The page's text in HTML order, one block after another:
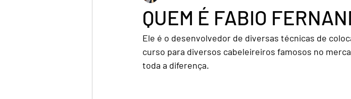
QUEM É FABIO
Ele é o desenvolvedor de diversas técnicas de
curso para diversos cabeleireiros famosos no
toda a diferença.